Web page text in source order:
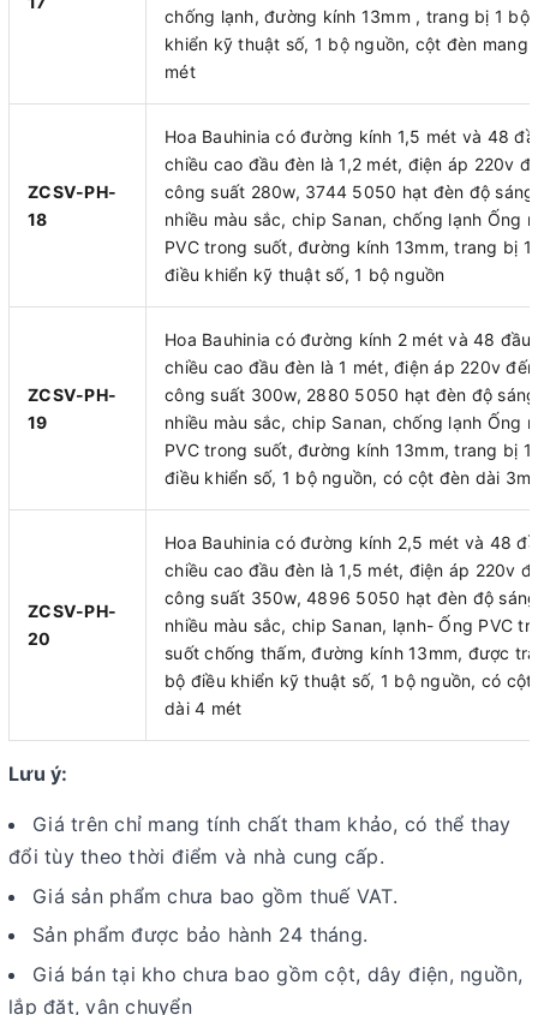
chống lạnh, đường kính 13mm , trang bị 1 bộ
khiển kỹ thuật số, 1 bộ nguồn, cột đèn mang
mét
ZCSV-PH-
18
Hoa Bauhinia có đường kính 1,5 mét và 48
chiều cao đầu đèn là 1,2 mét, điện áp 220v
công suất 280w, 3744 5050 hạt đèn độ sáng
nhiều màu sắc, chip Sanan, chống lạnh Ống
PVC trong suốt, đường kính 13mm, trang bị 1
điều khiển kỹ thuật số, 1 bộ nguồn
ZCSV-PH-
19
Hoa Bauhinia có đường kính 2 mét và 48
chiều cao đầu đèn là 1 mét, điện áp 220v
công suất 300w, 2880 5050 hạt đèn độ
nhiều màu sắc, chip Sanan, chống lạnh Ống
PVC trong suốt, đường kính 13mm, trang bị 1
điều khiển số, 1 bộ nguồn, có cột đèn dài 3m
ZCSV-PH-
20
Hoa Bauhinia có đường kính 2,5 mét và 48
chiều cao đầu đèn là 1,5 mét, điện áp 220v
công suất 350w, 4896 5050 hạt đèn độ
nhiều màu sắc, chip Sanan, lạnh- Ống PVC
suốt chống thấm, đường kính 13mm, được
bộ điều khiển kỹ thuật số, 1 bộ nguồn, có cột
dài 4 mét
Lưu ý:
Giá trên chỉ mang tính chất tham khảo, có thể thay
đổi tùy theo thời điểm và nhà cung cấp.
Giá sản phẩm chưa bao gồm thuế VAT.
Sản phẩm được bảo hành 24 tháng.
Giá bán tại kho chưa bao gồm cột, dây điện, nguồn,
lắp đặt, vận chuyển